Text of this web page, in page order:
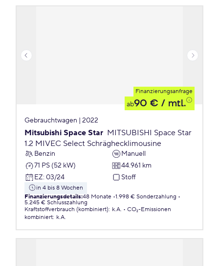
Finanzierungsanfrage
ab90 € / mtl.
Gebrauchtwagen | 2022
Mitsubishi Space Star MITSUBISHI Space Star
1.2 MIVEC Select Schräghecklimousine
Benzin
Manuell
71 PS (52 kW)
44.961 km
EZ: 03/24 Stoff
in 4 bis 8 Wochen
Finanzierungsdetails:48 Monate 1.998 € Sonderzahlung
5.245 € Schlusszahlung
Kraftstoffverbrauch (kombiniert): k.A.
CO₂-Emissionen
kombiniert: k.A.